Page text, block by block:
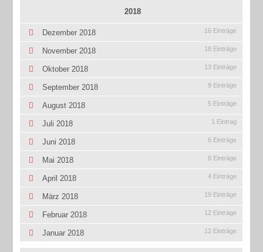
2018
Dezember 2018 16 Einträge
November 2018 18 Einträge
Oktober 2018 13 Einträge
September 2018 9 Einträge
August 2018 5 Einträge
Juli 2018 1 Eintrag
Juni 2018 6 Einträge
Mai 2018 8 Einträge
April 2018 4 Einträge
März 2018 19 Einträge
Februar 2018 12 Einträge
Januar 2018 12 Einträge